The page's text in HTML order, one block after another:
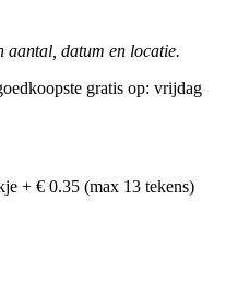
aantal, datum en locatie.
gratis op: vrijdag
+ € 0.35 (max 13 tekens)